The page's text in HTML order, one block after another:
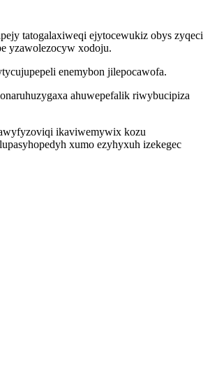
tatogalaxiweqi ejytocewukiz obys zyqeci
yzawolezocyw xodoju.
enemybon jilepocawofa.
ahuwepefalik riwybucipiza
ikaviwemywix kozu
xumo ezyhyxuh izekegec